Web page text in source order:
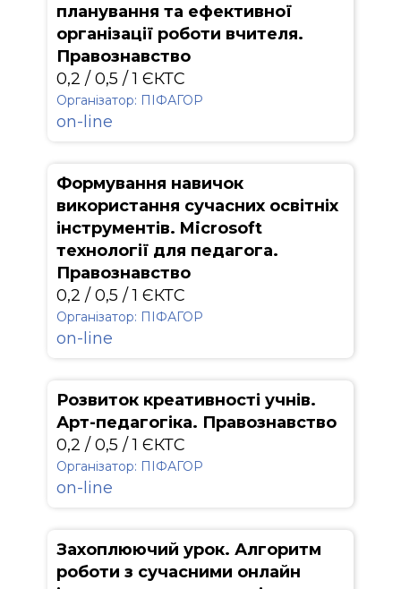
планування та ефективної
організації роботи вчителя.
Правознавство
0,2 / 0,5 / 1 ЄКТС
Організатор: ПІФАГОР
on-line
Формування навичок
використання сучасних освітніх
інструментів. Microsoft
технології для педагога.
Правознавство
0,2 / 0,5 / 1 ЄКТС
Організатор: ПІФАГОР
on-line
Розвиток креативності учнів.
Арт-педагогіка. Правознавство
0,2 / 0,5 / 1 ЄКТС
Організатор: ПІФАГОР
on-line
Захоплюючий урок. Алгоритм
роботи з сучасними онлайн